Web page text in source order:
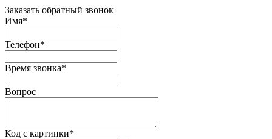
Заказать обратный звонок
Имя*
Телефон*
Время звонка*
Вопрос
Код с картинки*